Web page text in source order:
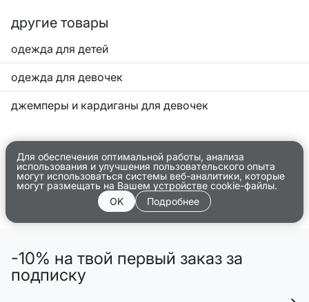
другие товары
одежда для детей
одежда для девочек
джемперы и кардиганы для девочек
Для обеспечения оптимальной работы, анализа
использования и улучшения пользовательского опыта
могут использоваться системы веб-аналитики, которые
могут размещать на Вашем устройстве cookie-файлы.
OK
Подробнее
-10% на твой первый заказ за
подписку